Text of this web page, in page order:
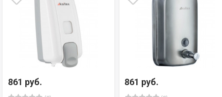
861 руб. 861 руб.